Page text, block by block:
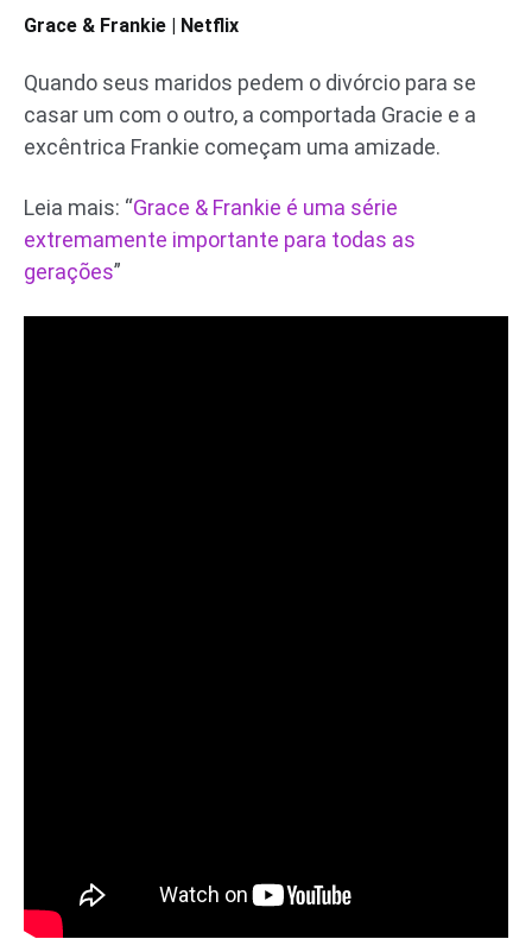
Grace & Frankie | Netflix
Quando seus maridos pedem o divórcio para se
casar um com o outro, a comportada Gracie e a
excêntrica Frankie começam uma amizade.
Leia mais: “Grace & Frankie é uma série
extremamente importante para todas as
gerações”